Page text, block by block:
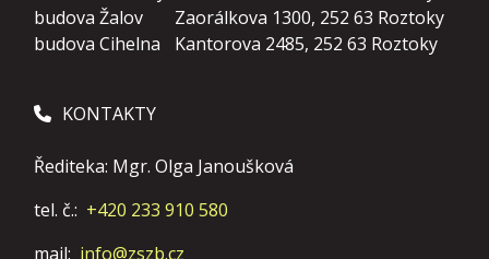
budova Žalov
Zaorálkova 1300, 252 63 Roztoky
budova Cihelna
Kantorova 2485, 252 63 Roztoky
KONTAKTY
Řediteka: Mgr. Olga Janoušková
tel. č.: +420 233 910 580
mail: info@zszb.cz